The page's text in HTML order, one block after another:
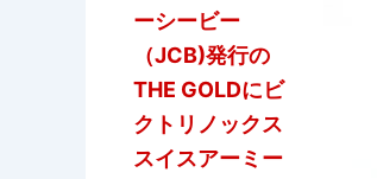
ーシービー
（JCB)発行の
THE GOLDにビ
クトリノックス
スイスアーミー